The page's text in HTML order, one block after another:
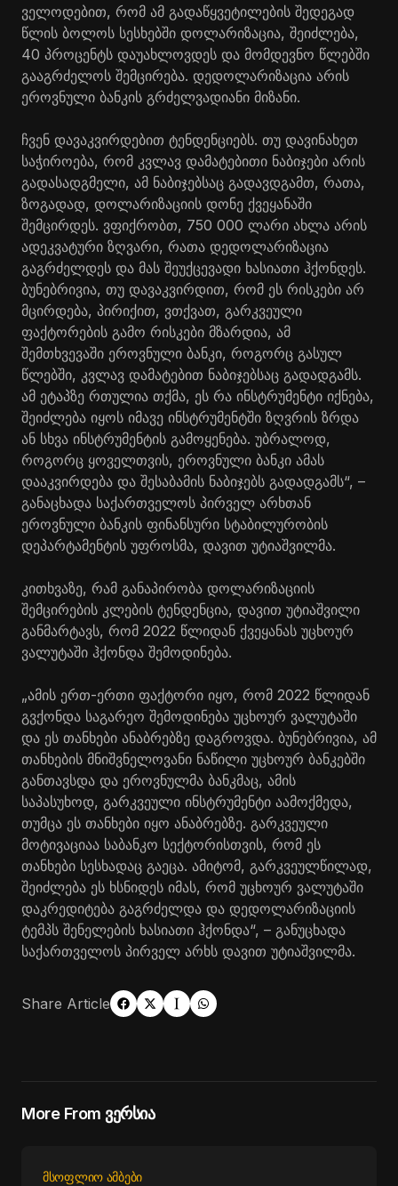
ველოდებით, რომ ამ გადაწყვეტილების შედეგად
წლის ბოლოს სესხებში დოლარიზაცია, შეიძლება,
40 პროცენტს დაუახლოვდეს და მომდევნო წლებში
გააგრძელოს შემცირება. დედოლარიზაცია არის
ეროვნული ბანკის გრძელვადიანი მიზანი.
ჩვენ დავაკვირდებით ტენდენციებს. თუ დავინახეთ
საჭიროება, რომ კვლავ დამატებითი ნაბიჯები არის
გადასადგმელი, ამ ნაბიჯებსაც გადავდგამთ, რათა,
ზოგადად, დოლარიზაციის დონე ქვეყანაში
შემცირდეს. ვფიქრობთ, 750 000 ლარი ახლა არის
ადეკვატური ზღვარი, რათა დედოლარიზაცია
გაგრძელდეს და მას შეუქცევადი ხასიათი ჰქონდეს.
ბუნებრივია, თუ დავაკვირდით, რომ ეს რისკები არ
მცირდება, პირიქით, ვთქვათ, გარკვეული
ფაქტორების გამო რისკები მზარდია, ამ
შემთხვევაში ეროვნული ბანკი, როგორც გასულ
წლებში, კვლავ დამატებით ნაბიჯებსაც გადადგამს.
ამ ეტაპზე რთულია თქმა, ეს რა ინსტრუმენტი იქნება,
შეიძლება იყოს იმავე ინსტრუმენტში ზღვრის ზრდა
ან სხვა ინსტრუმენტის გამოყენება. უბრალოდ,
როგორც ყოველთვის, ეროვნული ბანკი ამას
დააკვირდება და შესაბამის ნაბიჯებს გადადგამს“, –
განაცხადა საქართველოს პირველ არხთან
ეროვნული ბანკის ფინანსური სტაბილურობის
დეპარტამენტის უფროსმა, დავით უტიაშვილმა.
კითხვაზე, რამ განაპირობა დოლარიზაციის
შემცირების კლების ტენდენცია, დავით უტიაშვილი
განმარტავს, რომ 2022 წლიდან ქვეყანას უცხოურ
ვალუტაში ჰქონდა შემოდინება.
„ამის ერთ-ერთი ფაქტორი იყო, რომ 2022 წლიდან
გვქონდა საგარეო შემოდინება უცხოურ ვალუტაში
და ეს თანხები ანაბრებზე დაგროვდა. ბუნებრივია, ამ
თანხების მნიშვნელოვანი ნაწილი უცხოურ ბანკებში
განთავსდა და ეროვნულმა ბანკმაც, ამის
საპასუხოდ, გარკვეული ინსტრუმენტი აამოქმედა,
თუმცა ეს თანხები იყო ანაბრებზე. გარკვეული
მოტივაციაა საბანკო სექტორისთვის, რომ ეს
თანხები სესხადაც გაეცა. ამიტომ, გარკვეულწილად,
შეიძლება ეს ხსნიდეს იმას, რომ უცხოურ ვალუტაში
დაკრედიტება გაგრძელდა და დედოლარიზაციის
ტემპს შენელების ხასიათი ჰქონდა“, – განუცხადა
საქართველოს პირველ არხს დავით უტიაშვილმა.
Share Article
More From ვერსია
ᲛᲡᲝᲤᲚᲘᲝ ᲐᲛᲑᲔᲑᲘ